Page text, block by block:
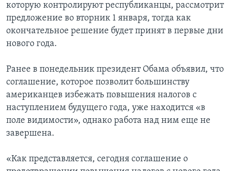
которую контролируют республиканцы, рассмотрит
предложение во вторник 1 января, тогда как
окончательное решение будет принят в первые дни
нового года.
Ранее в понедельник президент Обама объявил, что
соглашение, которое позволит большинству
американцев избежать повышения налогов с
наступлением будущего года, уже находится «в
поле видимости», однако работа над ним еще не
завершена.
«Как представляется, сегодня соглашение о